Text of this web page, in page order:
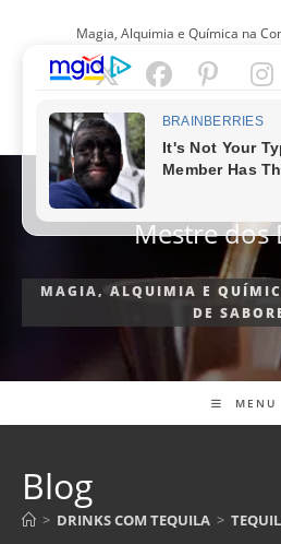
Magia, Alquimia e Química na
Mestre dos
MAGIA, ALQUIMIA E
DE
MENU
Blog
> DRINKS COM TEQUILA >